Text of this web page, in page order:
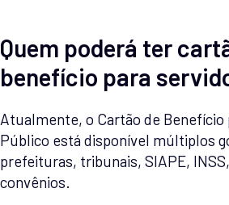
Quem poderá ter
benefício para
Atualmente, o Cartão de Benefício
Público está disponível múltiplos
prefeituras, tribunais, SIAPE,
convênios.